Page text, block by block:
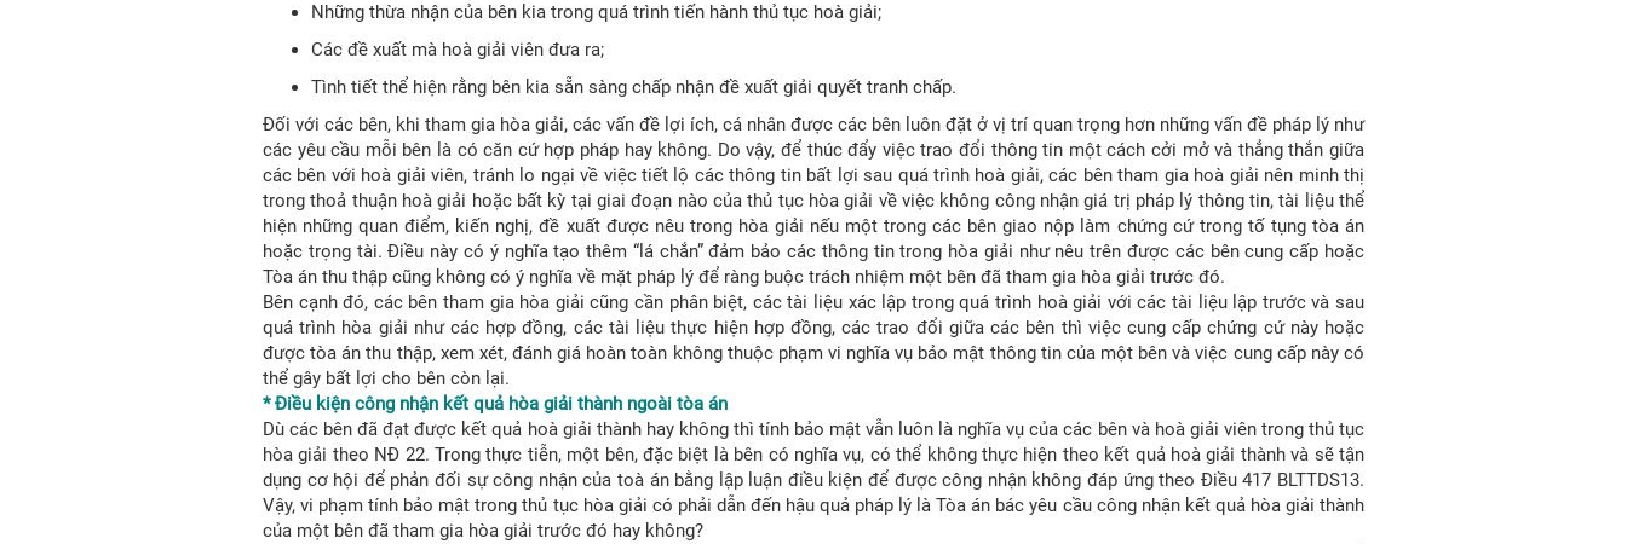
Những thừa nhận của bên kia trong quá trình tiến hành thủ tục hoà giải;
Các đề xuất mà hoà giải viên đưa ra;
Tình tiết thể hiện rằng bên kia sẵn sàng chấp nhận đề xuất giải quyết tranh chấp.
Đối với các bên, khi tham gia hòa giải, các vấn đề lợi ích, cá nhân được các bên luôn đặt ở vị trí quan trọng hơn những vấn đề pháp lý như
các yêu cầu mỗi bên là có căn cứ hợp pháp hay không. Do vậy, để thúc đẩy việc trao đổi thông tin một cách cởi mở và thẳng thắn giữa
các bên với hoà giải viên, tránh lo ngại về việc tiết lộ các thông tin bất lợi sau quá trình hoà giải, các bên tham gia hoà giải nên minh thị
trong thoả thuận hoà giải hoặc bất kỳ tại giai đoạn nào của thủ tục hòa giải về việc không công nhận giá trị pháp lý thông tin, tài liệu thể
hiện những quan điểm, kiến nghị, đề xuất được nêu trong hòa giải nếu một trong các bên giao nộp làm chứng cứ trong tố tụng tòa án
hoặc trọng tài. Điều này có ý nghĩa tạo thêm “lá chắn” đảm bảo các thông tin trong hòa giải như nêu trên được các bên cung cấp hoặc
Tòa án thu thập cũng không có ý nghĩa về mặt pháp lý để ràng buộc trách nhiệm một bên đã tham gia hòa giải trước đó.
Bên cạnh đó, các bên tham gia hòa giải cũng cần phân biệt, các tài liệu xác lập trong quá trình hoà giải với các tài liệu lập trước và sau
quá trình hòa giải như các hợp đồng, các tài liệu thực hiện hợp đồng, các trao đổi giữa các bên thì việc cung cấp chứng cứ này hoặc
được tòa án thu thập, xem xét, đánh giá hoàn toàn không thuộc phạm vi nghĩa vụ bảo mật thông tin của một bên và việc cung cấp này có
thể gây bất lợi cho bên còn lại.
* Điều kiện công nhận kết quả hòa giải thành ngoài tòa án
Dù các bên đã đạt được kết quả hoà giải thành hay không thì tính bảo mật vẫn luôn là nghĩa vụ của các bên và hoà giải viên trong thủ tục
hòa giải theo NĐ 22. Trong thực tiễn, một bên, đặc biệt là bên có nghĩa vụ, có thể không thực hiện theo kết quả hoà giải thành và sẽ tận
dụng cơ hội để phản đối sự công nhận của toà án bằng lập luận điều kiện để được công nhận không đáp ứng theo Điều 417 BLTTDS13.
Vậy, vi phạm tính bảo mật trong thủ tục hòa giải có phải dẫn đến hậu quả pháp lý là Tòa án bác yêu cầu công nhận kết quả hòa giải thành
của một bên đã tham gia hòa giải trước đó hay không?